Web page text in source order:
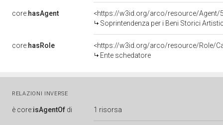
core:hasAgent
<https://w3id.org/arco/resource/Agent/
Soprintendenza per i Beni Storici Artistici
core:hasRole
<https://w3id.org/arco/resource/Role/
Ente schedatore
RELAZIONI INVERSE
è core:isAgentOf di 1 risorsa